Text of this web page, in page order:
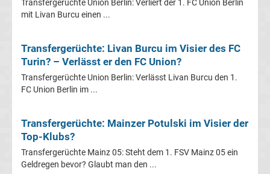
Türk.
Süper
Transfergerüchte Union Berlin: Verliert der 1. FC Union Berlin
mit Livan Burcu einen ...
Transfergerüchte: Livan Burcu im Visier des FC
Turin? – Verlässt er den FC Union?
Transfergerüchte Union Berlin: Verlässt Livan Burcu den 1.
FC Union Berlin im ...
Transfergerüchte: Mainzer Potulski im Visier der
Top-Klubs?
Transfergerüchte Mainz 05: Steht dem 1. FSV Mainz 05 ein
Geldregen bevor? Glaubt man den ...